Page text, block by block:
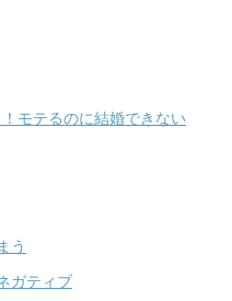
モテるのに結婚できない
う
ガティブ